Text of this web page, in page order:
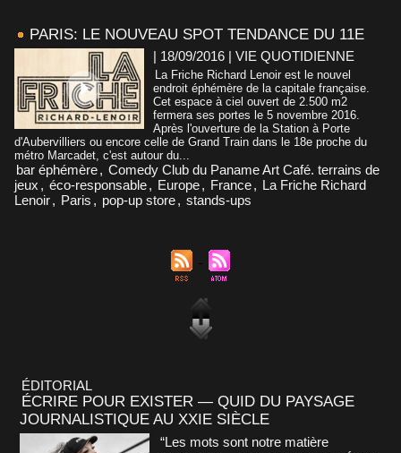
PARIS: LE NOUVEAU SPOT TENDANCE DU 11E
| 18/09/2016 | VIE QUOTIDIENNE
La Friche Richard Lenoir est le nouvel
endroit éphémère de la capitale française.
Cet espace à ciel ouvert de 2.500 m2
fermera ses portes le 5 novembre 2016.
Après l'ouverture de la Station à Porte
d'Aubervilliers ou encore celle de Grand Train dans le 18e proche du
métro Marcadet, c'est autour du...
bar éphémère, Comedy Club du Paname Art Café. terrains de
jeux , éco-responsable, Europe, France, La Friche Richard
Lenoir, Paris , pop-up store, stands-ups
ÉDITORIAL
ÉCRIRE POUR EXISTER — QUID DU PAYSAGE
JOURNALISTIQUE AU XXIE SIÈCLE
“Les mots sont notre matière